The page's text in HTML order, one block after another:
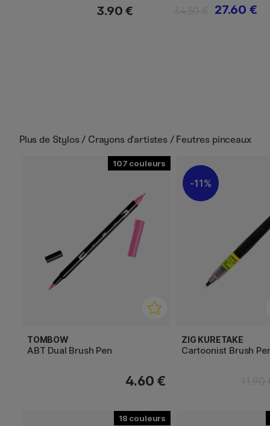
3.90 € 27.60 €
Plus de Stylos / Crayons d'artistes / Feutres pinceaux
107
TOMBOW
ABT Dual Brush Pen
4.60 €
11%
ZIG KURETAKE
Cartoonist Brush
18